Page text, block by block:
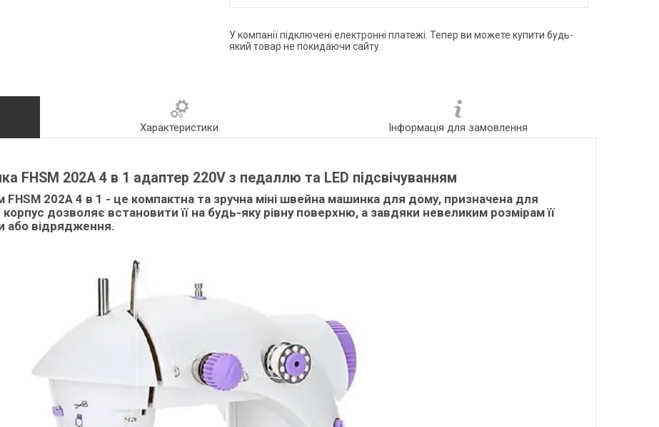
У компанії підключені електронні платежі. Тепер ви можете купити будь-
який товар не покидаючи сайту.
Характеристики Інформація для замовлення
FHSM 202A 4 в 1 адаптер 220V з педаллю та LED підсвічуванням
202A 4 в 1 - це компактна та зручна міні швейна машинка для дому, призначена для
корпус дозволяє встановити її на будь-яку рівну поверхню, а завдяки невеликим розмірам її
або відрядження.